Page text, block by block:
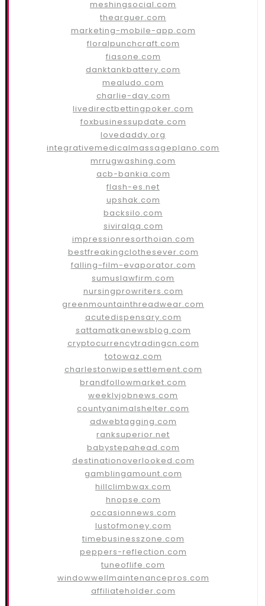
meshingsocial.com
thearguer.com
marketing-mobile-app.com
floralpunchcraft.com
fiasone.com
danktankbattery.com
mealudo.com
charlie-day.com
livedirectbettingpoker.com
foxbusinessupdate.com
lovedaddy.org
integrativemedicalmassageplano.com
mrrugwashing.com
acb-bankia.com
flash-es.net
upshak.com
backsilo.com
siviralqq.com
impressionresorthoian.com
bestfreakingclothesever.com
falling-film-evaporator.com
sumuslawfirm.com
nursingprowriters.com
greenmountainthreadwear.com
acutedispensary.com
sattamatkanewsblog.com
cryptocurrencytradingcn.com
totowaz.com
charlestonwipesettlement.com
brandfollowmarket.com
weeklyjobnews.com
countyanimalshelter.com
adwebtagging.com
ranksuperior.net
babystepahead.com
destinationoverlooked.com
gamblingamount.com
hillclimbwax.com
hnopse.com
occasionnews.com
lustofmoney.com
timebusinesszone.com
peppers-reflection.com
tuneoflife.com
windowwellmaintenancepros.com
affiliateholder.com